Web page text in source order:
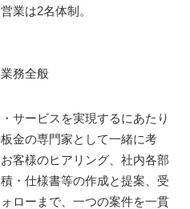
業は2名体制。
務全般
サービスを実現するにあたり
金の専門家として一緒に考
客様のヒアリング、社内各部
・仕様書等の作成と提案、受
ローまで、一つの案件を一貫